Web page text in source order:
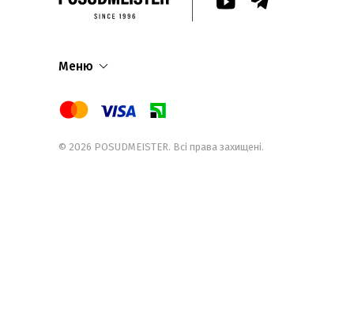
Меню
© 2026 POSUDMEISTER. Всі права захищені.